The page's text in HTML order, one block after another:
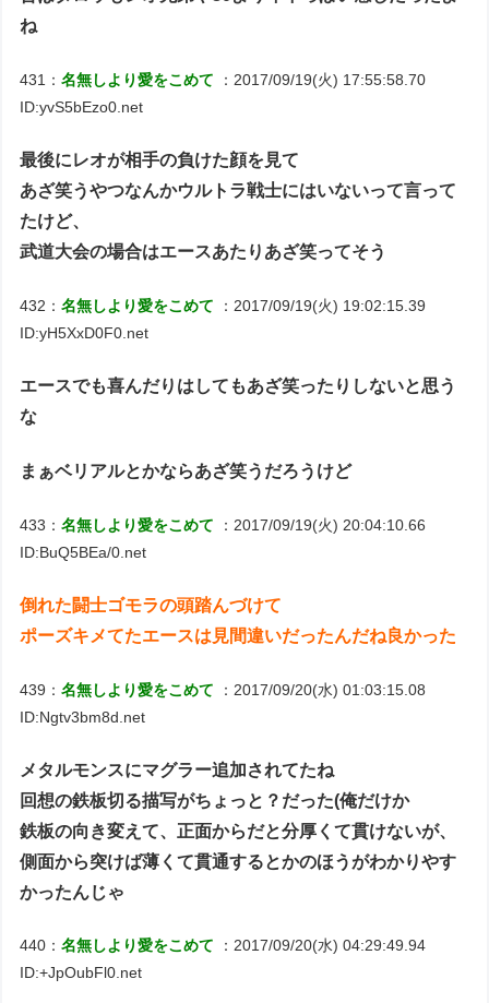
ね
431：名無しより愛をこめて
：2017/09/19(火) 17:55:58.70
ID:yvS5bEzo0.net
最後にレオが相手の負けた顔を見て
あざ笑うやつなんかウルトラ戦士にはいないって言って
たけど、
武道大会の場合はエースあたりあざ笑ってそう
432：名無しより愛をこめて
：2017/09/19(火) 19:02:15.39
ID:yH5XxD0F0.net
エースでも喜んだりはしてもあざ笑ったりしないと思う
な
まぁベリアルとかならあざ笑うだろうけど
433：名無しより愛をこめて
：2017/09/19(火) 20:04:10.66
ID:BuQ5BEa/0.net
倒れた闘士ゴモラの頭踏んづけて
ポーズキメてたエースは見間違いだったんだね良かった
439：名無しより愛をこめて
：2017/09/20(水) 01:03:15.08
ID:Ngtv3bm8d.net
メタルモンスにマグラー追加されてたね
回想の鉄板切る描写がちょっと？だった(俺だけか
鉄板の向き変えて、正面からだと分厚くて貫けないが、
側面から突けば薄くて貫通するとかのほうがわかりやす
かったんじゃ
440：名無しより愛をこめて
：2017/09/20(水) 04:29:49.94
ID:+JpOubFl0.net